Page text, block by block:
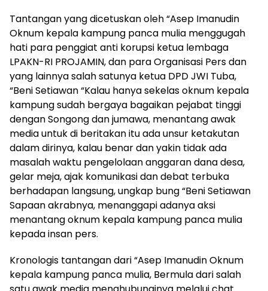
Tantangan yang dicetuskan oleh “Asep Imanudin
Oknum kepala kampung panca mulia menggugah
hati para penggiat anti korupsi ketua lembaga
LPAKN-RI PROJAMIN, dan para Organisasi Pers dan
yang lainnya salah satunya ketua DPD JWI Tuba,
“Beni Setiawan “Kalau hanya sekelas oknum kepala
kampung sudah bergaya bagaikan pejabat tinggi
dengan Songong dan jumawa, menantang awak
media untuk di beritakan itu ada unsur ketakutan
dalam dirinya, kalau benar dan yakin tidak ada
masalah waktu pengelolaan anggaran dana desa,
gelar meja, ajak komunikasi dan debat terbuka
berhadapan langsung, ungkap bung “Beni Setiawan
Sapaan akrabnya, menanggapi adanya aksi
menantang oknum kepala kampung panca mulia
kepada insan pers.
Kronologis tantangan dari “Asep Imanudin Oknum
kepala kampung panca mulia, Bermula dari salah